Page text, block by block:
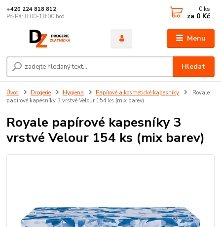
Menu
Hledat
+420 224 818 812
Po-Pá: 8:00-18:00 hod.
0 ks
za 0 Kč
Úvod Drogerie Hygiena Papírové a kosmetické kapesníky
Royale
papírové kapesníky 3 vrstvé Velour 154 ks (mix barev)
Royale papírové kapesníky 3
vrstvé Velour 154 ks (mix barev)